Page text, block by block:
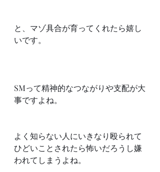
と、マゾ具合が育ってくれたら嬉し
いです。
SMって精神的なつながりや支配が大
事ですよね。
よく知らない人にいきなり殴られて
ひどいことされたら怖いだろうし嫌
われてしまうよね。